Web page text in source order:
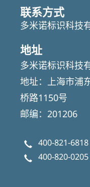
联系方式
多米诺标识科技
地址
多米诺标识科技
地址：上海市浦
桥路1150号
邮编：201206
400-821-6818
400-820-0205